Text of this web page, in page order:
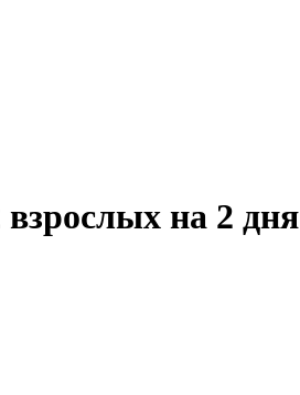
на 2 дня